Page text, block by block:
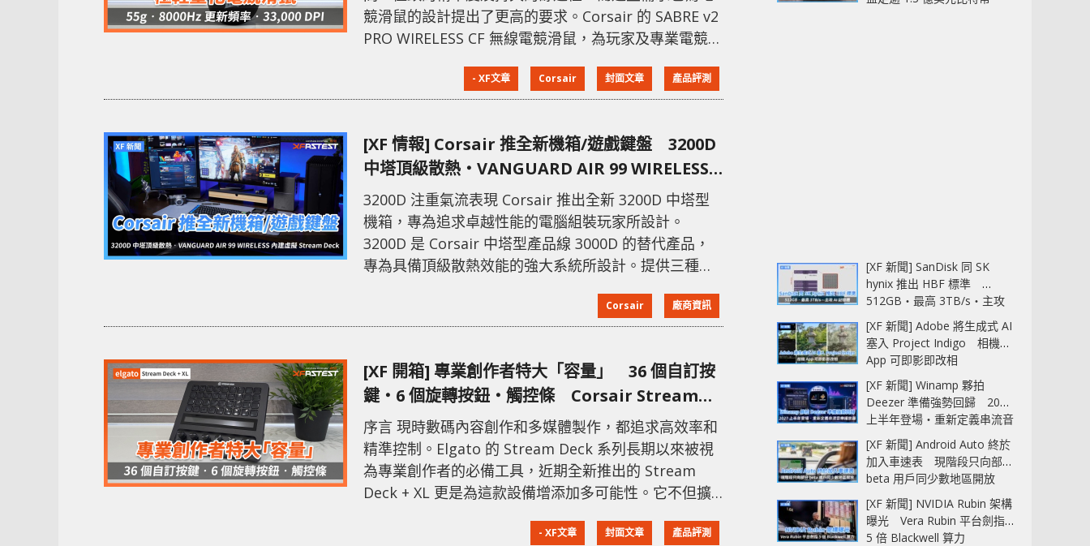
競滑鼠的設計提出了更高的要求。Corsair 的 SABRE v2
PRO WIRELESS CF 無線電競滑鼠，為玩家及專業電競人
WIRELESS CF 是專為玩家設計的無線電競滑鼠，其輕量
化設計僅重 55g，是目前市面上最輕的電競滑鼠之一。
支撐，還帶
- XF文章 Corsair 封面文章 產品評測
[XF 情報] Corsair 推全新機箱/遊戲鍵盤 3200D
中塔頂級散熱‧VANGUARD AIR 99 WIRELESS
內建虛擬 Stream Deck
3200D 注重氣流表現 Corsair 推出全新 3200D 中塔型
機箱，專為追求卓越性能的電腦組裝玩家所設計。
3200D 是 Corsair 中塔型產品線 3000D 的替代產品，
專為具備頂級散熱效能的強大系統所設計。提供三種配
板。3200D 在設計上首重散熱效能，可在機箱前方或頂
部安裝 360mm 冷排，並在機箱底部配備了全新傾斜風
3200D 經過精心設計且
Corsair 廠商資訊
[XF 開箱] 專業創作者特大「容量」 36 個自訂按
鍵‧6 個旋轉按鈕‧觸控條 Corsair Stream
Deck + XL
序言 現時數碼內容創作和多媒體製作，都追求高效率和
精準控制。Elgato 的 Stream Deck 系列長期以來被視
為專業創作者的必備工具，近期全新推出的 Stream
Deck + XL 更是為這款設備增添加多可能性。它不但擴
及用戶對於高效工作和創作的需求。 專業與效率的控
- XF文章 封面文章 產品評測
[XF 新聞] SanDisk 同 SK
hynix 推出 HBF 標準
512GB‧最高 3TB/s‧主攻
AI 記憶體
[XF 新聞] Adobe 將生成式 AI
塞入 Project Indigo 相機
App 可即影即改相
[XF 新聞] Winamp 夥拍
Deezer 準備強勢回歸 2027
上半年登場‧重新定義串流音
樂播放器
[XF 新聞] Android Auto 終於
加入車速表 現階段只向部分
beta 用戶同少數地區開放
[XF 新聞] NVIDIA Rubin 架構
曝光 Vera Rubin 平台劍指
5 倍 Blackwell 算力